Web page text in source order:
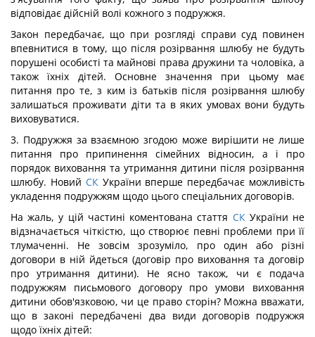
відповідає дійсній волі кожного з подружжя.
Закон передбачає, що при розгляді справи суд повинен
впевнитися в тому, що після розірвання шлюбу не будуть
порушені особисті та майнові права дружини та чоловіка, а
також їхніх дітей. Основне значення при цьому має
питання про те, з ким із батьків після розірвання шлюбу
залишаться проживати діти та в яких умовах вони будуть
виховуватися.
3. Подружжя за взаємною згодою може вирішити не лише
питання про припинення сімейних відносин, а і про
порядок виховання та утримання дитини після розірвання
шлюбу. Новий СКУкраїни вперше передбачає можливість
укладення подружжям щодо цього спеціальних договорів.
На жаль, у цій частині коментована стаття СКУкраїни не
відзначається чіткістю, що створює певні проблеми при її
тлумаченні. Не зовсім зрозуміло, про один або різні
договори в ній йдеться (договір про виховання та договір
про утримання дитини). Не ясно також, чи є подача
подружжям письмового договору про умови виховання
дитини обов'язковою, чи це право сторін? Можна вважати,
що в законі передбачені два види договорів подружжя
щодо їхніх дітей: